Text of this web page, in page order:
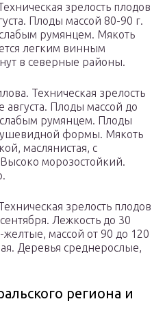
зрелость плодов
Плоды массой 80-90 г.
румянцем. Мякоть
легким винным
в северные районы.
Техническая зрелость
августа. Плоды массой до
румянцем. Плоды
формы. Мякоть
маслянистая, с
морозостойкий.
зрелость плодов
Лежкость до 30
массой от 90 до 120
Деревья среднерослые,
региона и